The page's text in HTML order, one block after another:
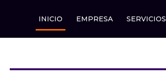
INICIO EMPRESA SERVICIOS